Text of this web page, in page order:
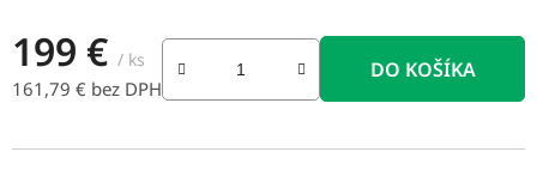
199 € / ks
161,79 € bez DPH
DO KOŠÍKA